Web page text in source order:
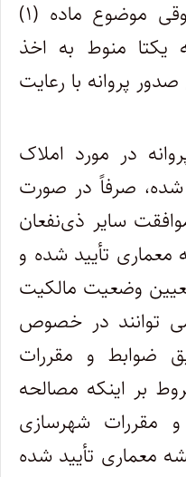
ثبت اعمال حقوقی موضوع ماده (۱)
منوط به اخذ
پروانه با رعایت
در مورد املاک
شده، صرفاً در صورت
سایر ذی‌نفعان
معماری تأیید شده و
وضعیت مالکیت
توانند در خصوص
ضوابط و مقررات
بر اینکه مصالحه
مقررات شهرسازی
معماری تأیید شده